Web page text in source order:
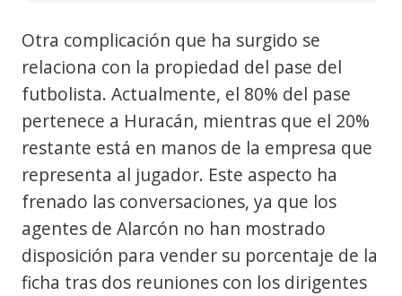
Otra complicación que ha surgido se
relaciona con la propiedad del pase del
futbolista. Actualmente, el 80% del pase
pertenece a Huracán, mientras que el 20%
restante está en manos de la empresa que
representa al jugador. Este aspecto ha
frenado las conversaciones, ya que los
agentes de Alarcón no han mostrado
disposición para vender su porcentaje de la
ficha tras dos reuniones con los dirigentes